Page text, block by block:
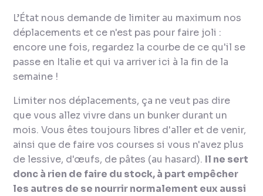
L’État nous demande de limiter au maximum nos
déplacements et ce n'est pas pour faire joli :
encore une fois, regardez la courbe de ce qu'il se
passe en Italie et qui va arriver ici à la fin de la
semaine !
Limiter nos déplacements, ça ne veut pas dire
que vous allez vivre dans un bunker durant un
mois. Vous êtes toujours libres d'aller et de venir,
ainsi que de faire vos courses si vous n'avez plus
de lessive, d'œufs, de pâtes (au hasard). Il ne sert
donc à rien de faire du stock, à part empêcher
les autres de se nourrir normalement eux aussi